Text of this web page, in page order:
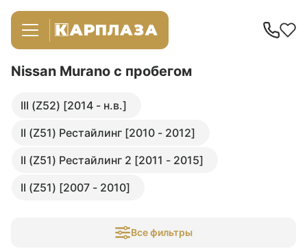
Nissan Murano с пробегом
III (Z52) [2014 - н.в.]
II (Z51) Рестайлинг [2010 - 2012]
II (Z51) Рестайлинг 2 [2011 - 2015]
II (Z51) [2007 - 2010]
Все фильтры